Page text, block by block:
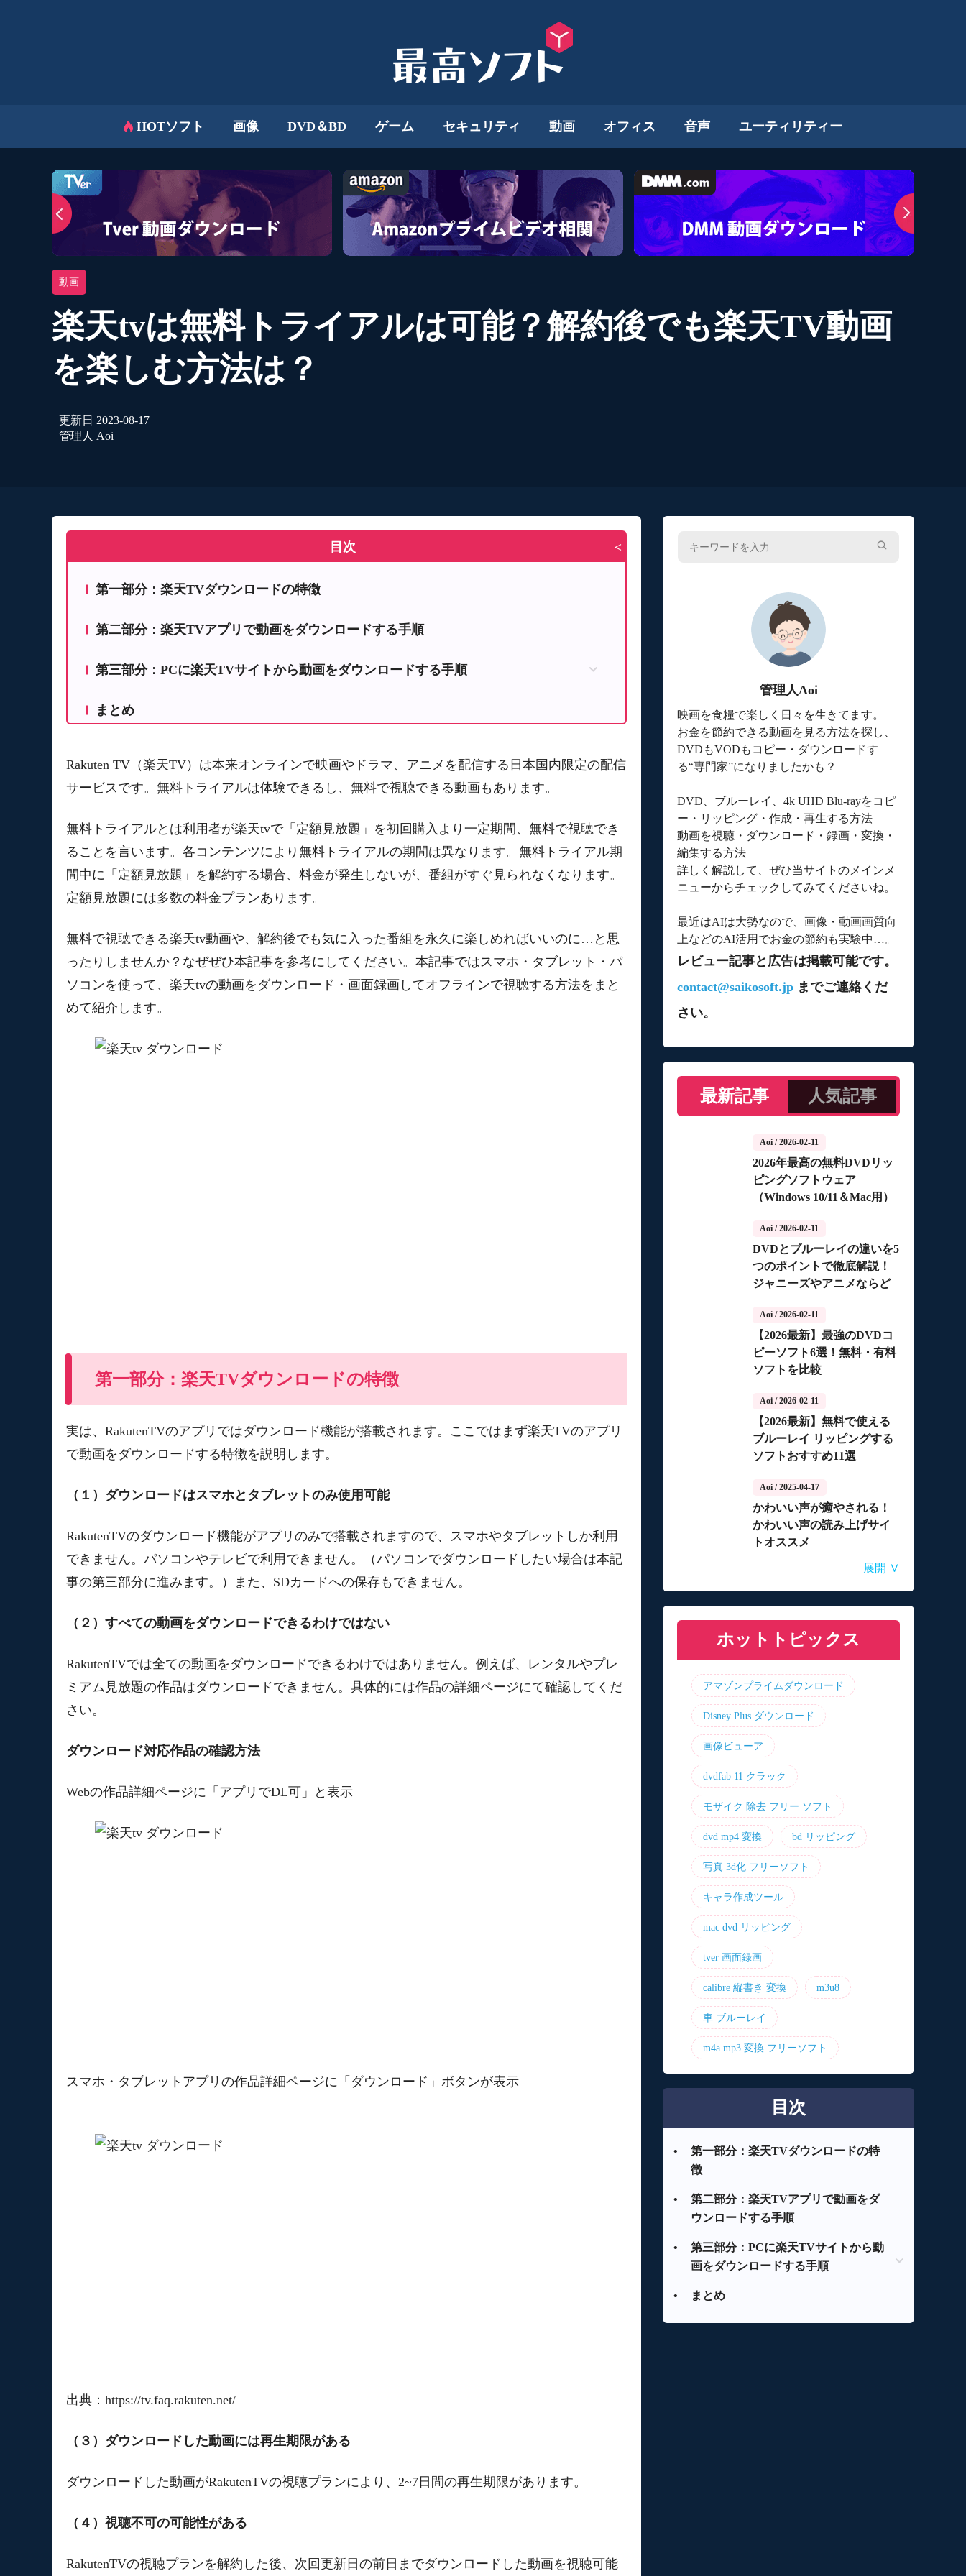
HOTソフト 画像 DVD＆BD ゲーム セキュリティ 動画 オフィス 音声 ユーティリティー
動画
楽天tvは無料トライアルは可能？解約後でも楽天TV動画
を楽しむ方法は？
更新日 2023-08-17
管理人 Aoi
目次 >
第一部分：楽天TVダウンロードの特徴
第二部分：楽天TVアプリで動画をダウンロードする手順
第三部分：PCに楽天TVサイトから動画をダウンロードする手順
FonePaw PC画面録画で楽天TV動画の録画方法
まとめ
Rakuten TV（楽天TV）は本来オンラインで映画やドラマ、アニメを配信する日本国内限定の配信
サービスです。無料トライアルは体験できるし、無料で視聴できる動画もあります。
無料トライアルとは利用者が楽天tvで「定額見放題」を初回購入より一定期間、無料で視聴でき
ることを言います。各コンテンツにより無料トライアルの期間は異なります。無料トライアル期
間中に「定額見放題」を解約する場合、料金が発生しないが、番組がすぐ見られなくなります。
定額見放題には多数の料金プランあります。
無料で視聴できる楽天tv動画や、解約後でも気に入った番組を永久に楽しめればいいのに…と思
ったりしませんか？なぜぜひ本記事を参考にしてください。本記事ではスマホ・タブレット・パ
ソコンを使って、楽天tvの動画をダウンロード・画面録画してオフラインで視聴する方法をまと
めて紹介します。
第一部分：楽天TVダウンロードの特徴
実は、RakutenTVのアプリではダウンロード機能が搭載されます。ここではまず楽天TVのアプリ
で動画をダウンロードする特徴を説明します。
（１）ダウンロードはスマホとタブレットのみ使用可能
RakutenTVのダウンロード機能がアプリのみで搭載されますので、スマホやタブレットしか利用
できません。パソコンやテレビで利用できません。（パソコンでダウンロードしたい場合は本記
事の第三部分に進みます。）また、SDカードへの保存もできません。
（２）すべての動画をダウンロードできるわけではない
RakutenTVでは全ての動画をダウンロードできるわけではありません。例えば、レンタルやプレ
ミアム見放題の作品はダウンロードできません。具体的には作品の詳細ページにて確認してくだ
さい。
ダウンロード対応作品の確認方法
Webの作品詳細ページに「アプリでDL可」と表示
スマホ・タブレットアプリの作品詳細ページに「ダウンロード」ボタンが表示
出典：https://tv.faq.rakuten.net/
（３）ダウンロードした動画には再生期限がある
ダウンロードした動画がRakutenTVの視聴プランにより、2~7日間の再生期限があります。
（４）視聴不可の可能性がある
RakutenTVの視聴プランを解約した後、次回更新日の前日までダウンロードした動画を視聴可能
管理人Aoi
映画を食糧で楽しく日々を生きてます。
お金を節約できる動画を見る方法を探し、
DVDもVODもコピー・ダウンロードす
る“専門家”になりましたかも？
DVD、ブルーレイ、4k UHD Blu-rayをコピ
ー・リッピング・作成・再生する方法
動画を視聴・ダウンロード・録画・変換・
編集する方法
詳しく解説して、ぜひ当サイトのメインメ
ニューからチェックしてみてくださいね。
最近はAIは大勢なので、画像・動画画質向
上などのAI活用でお金の節約も実験中…。
レビュー記事と広告は掲載可能です。
contact@saikosoft.jp までご連絡くだ
さい。
最新記事 人気記事
Aoi / 2026-02-11
2026年最高の無料DVDリッ
ピングソフトウェア
（Windows 10/11＆Mac用）
Aoi / 2026-02-11
DVDとブルーレイの違いを5
つのポイントで徹底解説！
ジャニーズやアニメならど
Aoi / 2026-02-11
【2026最新】最強のDVDコ
ピーソフト6選！無料・有料
ソフトを比較
Aoi / 2026-02-11
【2026最新】無料で使える
ブルーレイ リッピングする
ソフトおすすめ11選
Aoi / 2025-04-17
かわいい声が癒やされる！
かわいい声の読み上げサイ
トオススメ
自動音声読み上げ無料ツー
ルランキング！使いやすさ
【2026年最新】合成音声の
フリーソフト・サイト・ア
【2026年更新】AI音声読み
上げソフト・サイト・アプ
【2026最新】TuneFabの使
い方・評判・違法性をご紹
【2026最新】ひまわり動画
のダウンロード方法
展開 ∨
ホットトピックス
アマゾンプライムダウンロード
Disney Plus ダウンロード
画像ビューア
dvdfab 11 クラック
モザイク 除去 フリー ソフト
dvd mp4 変換 bd リッピング
写真 3d化 フリーソフト
キャラ作成ツール
mac dvd リッピング
tver 画面録画
calibre 縦書き 変換 m3u8
車 ブルーレイ
m4a mp3 変換 フリーソフト
目次
•
第一部分：楽天TVダウンロードの特
徴
•
第二部分：楽天TVアプリで動画をダ
ウンロードする手順
•
第三部分：PCに楽天TVサイトから動
画をダウンロードする手順
StreamFab 楽天TV ダウンローダーで
• まとめ